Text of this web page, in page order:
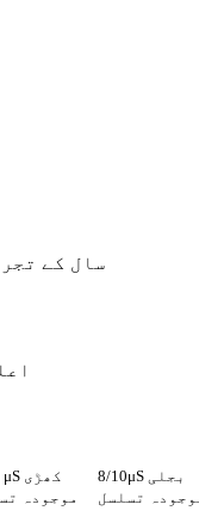
سال کے
-
1/10 μS کھڑی
موجودہ
8/10μS بجلی
تسلسل